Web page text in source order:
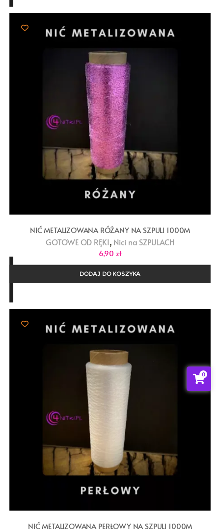
NIĆ METALIZOWANA RÓŻANY NA SZPULI 1000M
GOTOWE OD RĘKI, Nici na SZPULACH
6,90 zł
DODAJ DO KOSZYKA
NIĆ METALIZOWANA PERŁOWY NA SZPULI 1000M
0